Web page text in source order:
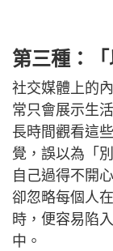
第三種：「
社交媒體上的
常只會展示生
長時間觀看這
覺，誤以為「
自己過得不開
卻忽略每個人
時，便容易陷
中。